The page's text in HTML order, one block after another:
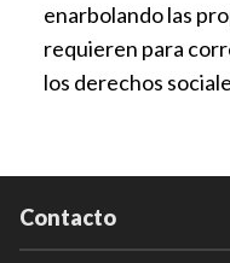
enarbolando las
requieren para
los derechos
Contacto